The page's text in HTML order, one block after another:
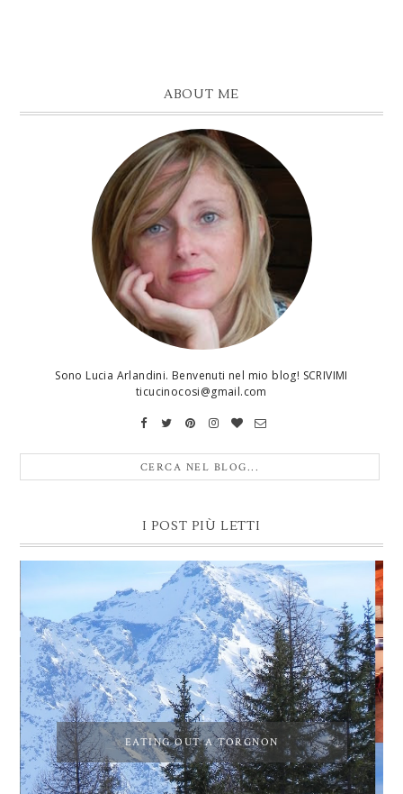
ABOUT ME
Sono Lucia Arlandini. Benvenuti nel mio blog! SCRIVIMI
ticucinocosi@gmail.com
I POST PIÙ LETTI
EATING OUT A TORGNON